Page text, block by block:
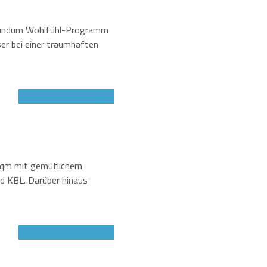
Wohlfühl-Programm
bei einer traumhaften
mit gemütlichem
KBL. Darüber hinaus